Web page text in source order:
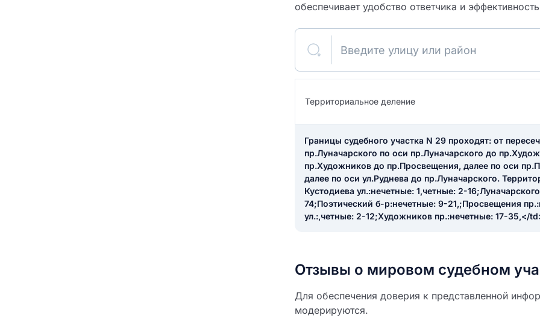
обеспечивает удобство ответчика и
Введите улицу или район
Территориальное деление
Границы судебного участка N 29 проходят: от
пр.Луначарского по оси пр.Луначарского до
пр.Художников до пр.Просвещения, далее по оси
далее по оси ул.Руднева до пр.Луначарского.
Кустодиева ул.:нечетные: 1,четные: 2-
74;Поэтический б-р:нечетные: 9-21,;Просвещения
ул.:,четные: 2-12;Художников пр.:нечетные: 17-35,</
Отзывы о мировом судебном
Для обеспечения доверия к представленной
модерируются.
разрешить
ОСТАВИТЬ
Введите свое имя
Ответ на отзыв
разрешить публикацию отзыва
ОСТАВИТЬ ОТЗЫВ
Название населенного пункта
НАЙТИ МЕНЯ